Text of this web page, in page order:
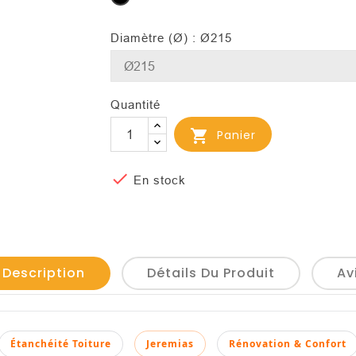
Diamètre (Ø) : Ø215
Quantité
 Panier
 En stock
Description Détails Du Produit
Étanchéité Toiture Jeremias Rénovation & Confort